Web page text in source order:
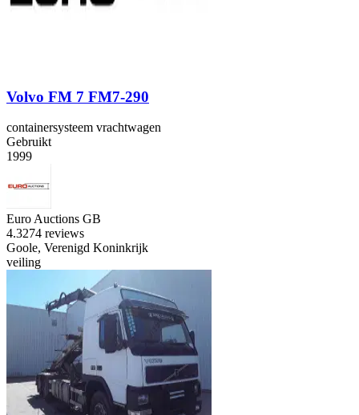
Volvo FM 7 FM7-290
containersysteem vrachtwagen
Gebruikt
1999
Euro Auctions GB
4.3274 reviews
Goole, Verenigd Koninkrijk
veiling